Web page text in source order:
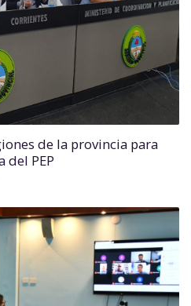
de la provincia para
del PEP